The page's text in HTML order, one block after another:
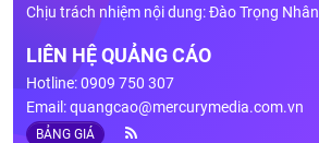
Chịu trách nhiệm nội dung: Đào Trọng Nhân
LIÊN HỆ QUẢNG CÁO
Hotline: 0909 750 307
Email:quangcao@mercurymedia.com.vn
BẢNG GIÁ